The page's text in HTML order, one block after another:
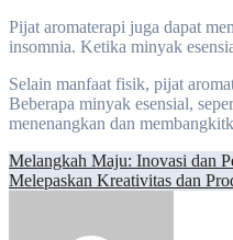
Pijat aromaterapi juga dapat
insomnia. Ketika minyak
Selain manfaat fisik, pijat
Beberapa minyak esensial,
menenangkan dan
Post
navigation
Melangkah Maju: Inovasi dan
Melepaskan Kreativitas dan